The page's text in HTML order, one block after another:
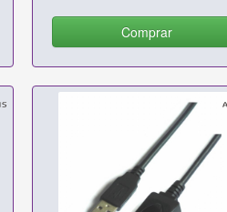
Comprar